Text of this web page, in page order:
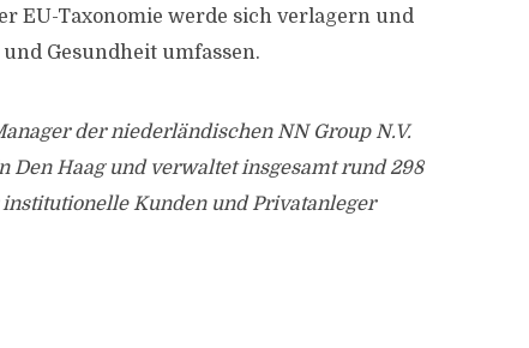
EU-Taxonomie werde sich verlagern und
Gesundheit umfassen.
der niederländischen NN Group N.V.
Den Haag und verwaltet insgesamt rund 298
Kunden und Privatanleger